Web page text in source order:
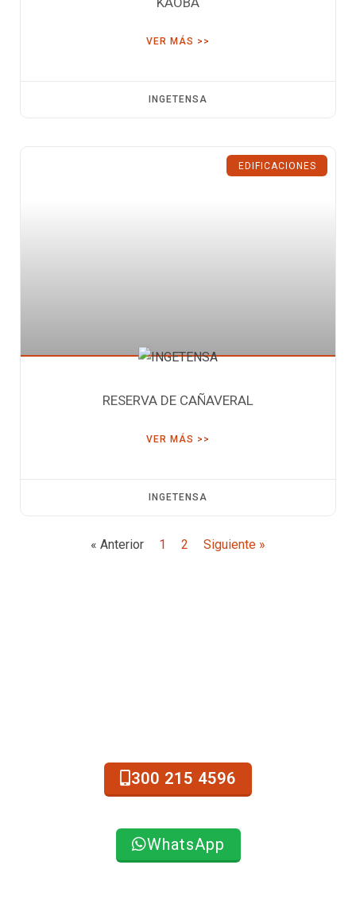
VER MÁS >>
INGETENSA
EDIFICACIONES
RESERVA DE CAÑAVERAL
VER MÁS >>
INGETENSA
« Anterior 1 2 Siguiente »
300 215 4596
WhatsApp